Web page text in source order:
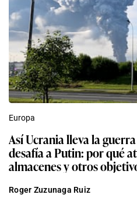
Europa
Así Ucrania lleva la
desafía a Putin: por qué
almacenes y otros
Roger Zuzunaga Ruiz